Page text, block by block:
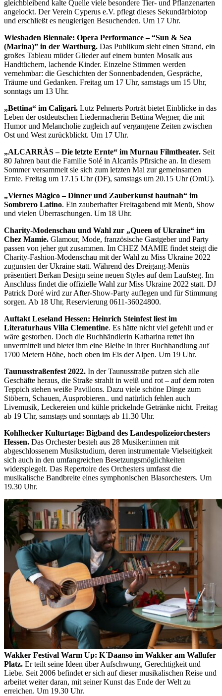
gleichbleibend kalte Quelle viele besondere Tier- und Pflanzenarten
angelockt. Der Verein Cyperus e.V. pflegt dieses Sekundärbiotop
und erschließt es neugierigen Besuchenden. Um 17 Uhr.
Wiesbaden Biennale: Opera Performance – “Sun & Sea
(Marina)” in der Wartburg. Das Publikum sieht einen Strand, ein
großes Tableau müder Glieder auf einem bunten Mosaik aus
Handtüchern, lachende Kinder. Einzelne Stimmen werden
vernehmbar: die Geschichten der Sonnenbadenden, Gespräche,
Träume und Gedanken. Freitag um 17 Uhr, samstags um 15 Uhr,
sonntags um 13 Uhr.
„Bettina“ im Caligari. Lutz Pehnerts Porträt bietet Einblicke in das
Leben der ostdeutschen Liedermacherin Bettina Wegner, die mit
Humor und Melancholie zugleich auf vergangene Zeiten zwischen
Ost und West zurückblickt. Um 17 Uhr.
„ALCARRÀS – Die letzte Ernte“ im Murnau Filmtheater. Seit
80 Jahren baut die Familie Solé in Alcarràs Pfirsiche an. In diesem
Sommer versammelt sie sich zum letzten Mal zur gemeinsamen
Ernte. Freitag um 17.15 Uhr (DF), samstags um 20.15 Uhr (OmU).
„Viernes Mágico – Dinner und Zauberkunst hautnah“ im
Sombrero Latino. Ein zauberhafter Freitagabend mit Menü, Show
und vielen Überraschungen. Um 18 Uhr.
Charity-Modenschau und Wahl zur „Queen of Ukraine“ im
Chez Mamie. Glamour, Mode, französische Gastgeber und Party
passen von jeher gut zusammen. Im CHEZ MAMIE findet steigt die
Charity-Fashion-Modenschau mit der Wahl zu Miss Ukraine 2022
zugunsten der Ukraine statt. Während des Dreigang-Menüs
präsentiert Berkan Design seine neuen Styles auf dem Laufsteg. Im
Anschluss findet die offizielle Wahl zur Miss Ukraine 2022 statt. DJ
Patrick Doré wird zur After-Show-Party auflegen und für Stimmung
sorgen. Ab 18 Uhr, Reservierung 0611-36024800.
Auftakt Leseland Hessen: Heinrich Steinfest liest im
Literaturhaus Villa Clementine. Es hätte nicht viel gefehlt und er
wäre gestorben. Doch die Buchhändlerin Katharina rettet ihn
unvermittelt und bietet ihm eine Bleibe in ihrer Buchhandlung auf
1700 Metern Höhe, hoch oben im Eis der Alpen. Um 19 Uhr.
Taunusstraßenfest 2022. In der Taunusstraße putzen sich alle
Geschäfte heraus, die Straße strahlt in weiß und rot – auf dem roten
Teppich stehen weiße Pavillons. Dazu viele schöne Dinge zum
Stöbern, Schauen, Ausprobieren.. und natürlich fehlen auch
Livemusik, Leckereien und kühle prickelnde Getränke nicht. Freitag
ab 19 Uhr, samstags und sonntags ab 11.30 Uhr.
Kohlhecker Kulturtage: Bigband des Landespolizeiorchesters
Hessen. Das Orchester besteh aus 28 Musiker:innen mit
abgeschlossenem Musikstudium, deren instrumentale Vielseitigkeit
sich auch in den umfangreichen Besetzungsmöglichkeiten
widerspiegelt. Das Repertoire des Orchesters umfasst die
musikalische Bandbreite eines symphonischen Blasorchesters. Um
19.30 Uhr.
Wakker Festival Warm Up: K´Daanso im Wakker am Wallufer
Platz. Er teilt seine Ideen über Aufschwung, Gerechtigkeit und
Liebe. Seit 2006 befindet er sich auf dieser musikalischen Reise und
arbeitet weiter daran, mit seiner Kunst das Ende der Welt zu
erreichen. Um 19.30 Uhr.